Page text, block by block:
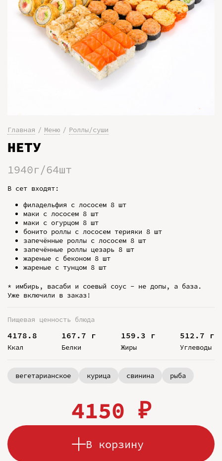
Главная Меню Роллы/суши
НЕТУ
1940г/64шт
В сет входят:
филадельфия с лососем 8 шт
маки с лососем 8 шт
маки с огурцом 8 шт
бонито роллы с лососем терияки 8 шт
запечённые роллы с лососем 8 шт
запечённые роллы цезарь 8 шт
жареные с беконом 8 шт
жареные с тунцом 8 шт
* имбирь, васаби и соевый соус - не допы, а база.
Уже включили в заказ!
Пищевая ценность блюда
4178.8
Ккал
167.7 г
Белки
159.3 г
Жиры
512.7 г
Углеводы
вегетарианское курица свинина рыба
4150 ₽
В корзину